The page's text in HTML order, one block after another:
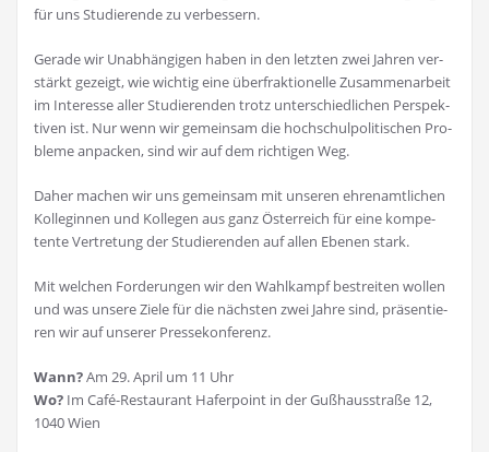
für uns Stu­die­ren­de zu verbessern.
Gera­de wir Unab­hän­gi­gen haben in den letz­ten zwei Jah­ren ver­
stärkt gezeigt, wie wich­tig eine über­frak­tio­nel­le Zusam­men­ar­beit
im Inter­es­se aller Stu­die­ren­den trotz unter­schied­li­chen Per­spek­
ti­ven ist. Nur wenn wir gemein­sam die hoch­schul­po­li­ti­schen Pro­
ble­me anpa­cken, sind wir auf dem rich­ti­gen Weg.
Daher machen wir uns gemein­sam mit unse­ren ehren­amt­li­chen
Kol­le­gin­nen und Kol­le­gen aus ganz Öster­reich für eine kom­pe­
ten­te Ver­tre­tung der Stu­die­ren­den auf allen Ebe­nen stark.
Mit wel­chen For­de­run­gen wir den Wahl­kampf bestrei­ten wol­len
und was unse­re Zie­le für die nächs­ten zwei Jah­re sind, prä­sen­tie­
ren wir auf unse­rer Pressekonferenz.
Wann?Am 29. April um 11 Uhr
Wo? Im Café-Restau­rant Hafer­point in der Guß­haus­stra­ße 12,
1040 Wien